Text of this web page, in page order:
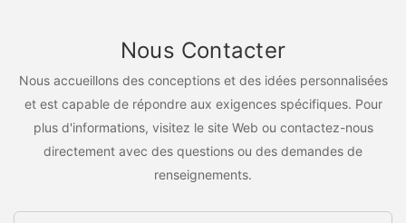
Nous Contacter
Nous accueillons des conceptions et des idées personnalisées
et est capable de répondre aux exigences spécifiques. Pour
plus d'informations, visitez le site Web ou contactez-nous
directement avec des questions ou des demandes de
renseignements.